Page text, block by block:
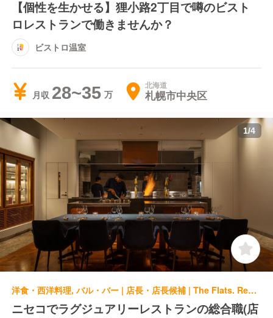
【個性を生かせる】狸小路2丁目で噂のビスト
ロレストランで働きませんか？
ビストロ温室
月収 28~35 北海道
札幌市中央区
1/4
洋食・西洋料理, バル・バー | 店長・店長候補 | The Flats. Restaurant / Bar
ニセコでラグジュアリーレストランの総合職(店